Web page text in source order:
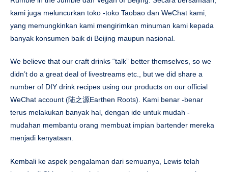
kami juga meluncurkan toko -toko Taobao dan WeChat kami,
yang memungkinkan kami mengirimkan minuman kami kepada
banyak konsumen baik di Beijing maupun nasional.
We believe that our craft drinks “talk” better themselves, so we
didn’t do a great deal of livestreams etc., but we did share a
number of DIY drink recipes using our products on our official
WeChat account (陆之源Earthen Roots). Kami benar -benar
terus melakukan banyak hal, dengan ide untuk mudah -
mudahan membantu orang membuat impian bartender mereka
menjadi kenyataan.
Kembali ke aspek pengalaman dari semuanya, Lewis telah